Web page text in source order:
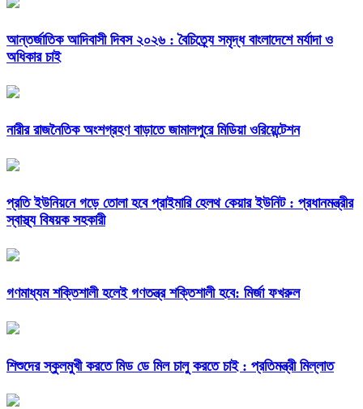
আন্তর্জাতিক আদিবাসী দিবস ২০২৬ : বৈচিত্র্যে সমৃদ্ধ বাংলাদেশে মর্যাদা ও
অধিকার চাই
নারীর রাজনৈতিক অংশগ্রহণ বাড়াতে জামালপুরে মিডিয়া ওরিয়েন্টেশন
প্রতি ইউনিয়নে গড়ে তোলা হবে প্রাইমারি হেলথ কেয়ার ইউনিট : প্রধানমন্ত্রীর
স্বাস্থ্য বিষয়ক সহকারী
গণমাধ্যম শক্তিশালী হলেই গণতন্ত্র শক্তিশালী হবে: মির্জা ফখরুল
শিশুদের স্কুলমুখী করতে মিড ডে মিল চালু করতে চাই : প্রতিমন্ত্রী মিল্লাত